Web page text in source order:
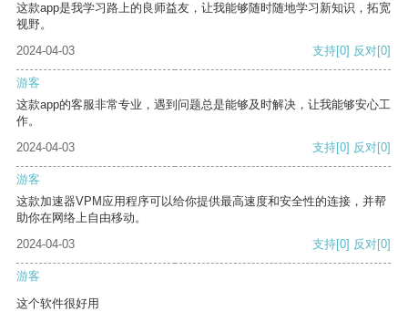
这款app是我学习路上的良师益友，让我能够随时随地学习新知识，拓宽
视野。
2024-04-03
支持[0] 反对[0]
游客
这款app的客服非常专业，遇到问题总是能够及时解决，让我能够安心工
作。
2024-04-03
支持[0] 反对[0]
游客
这款加速器VPM应用程序可以给你提供最高速度和安全性的连接，并帮
助你在网络上自由移动。
2024-04-03
支持[0] 反对[0]
游客
这个软件很好用